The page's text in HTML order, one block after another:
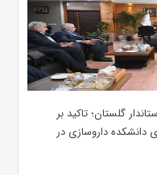
گلستان؛ تاکید بر
دانشکده داروسازی در